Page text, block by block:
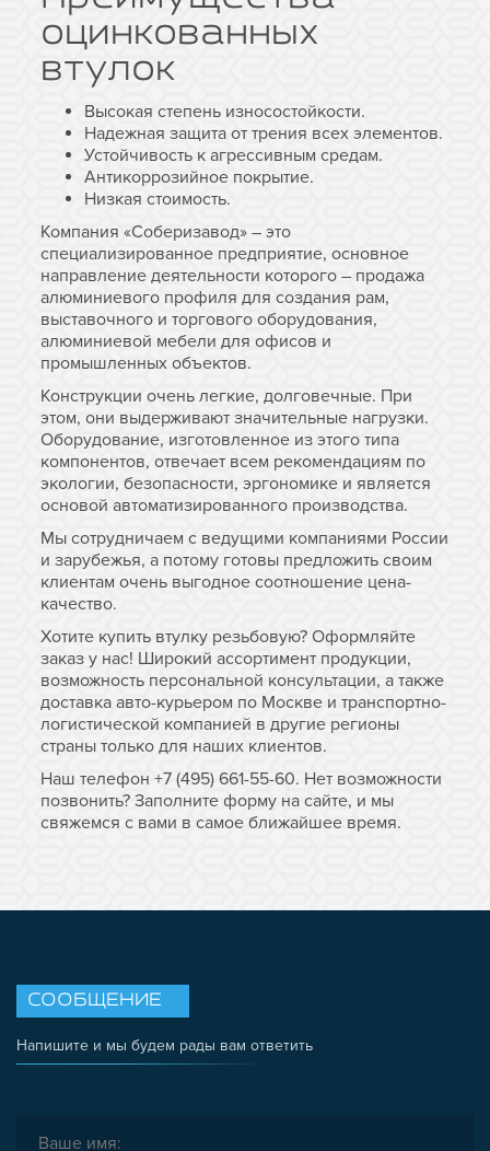
оцинкованных
втулок
Высокая степень износостойкости.
Надежная защита от трения всех элементов.
Устойчивость к агрессивным средам.
Антикоррозийное покрытие.
Низкая стоимость.
Компания «Соберизавод» – это
специализированное предприятие, основное
направление деятельности которого – продажа
алюминиевого профиля для создания рам,
выставочного и торгового оборудования,
алюминиевой мебели для офисов и
промышленных объектов.
Конструкции очень легкие, долговечные. При
этом, они выдерживают значительные нагрузки.
Оборудование, изготовленное из этого типа
компонентов, отвечает всем рекомендациям по
экологии, безопасности, эргономике и является
основой автоматизированного производства.
Мы сотрудничаем с ведущими компаниями России
и зарубежья, а потому готовы предложить своим
клиентам очень выгодное соотношение цена-
качество.
Хотите купить втулку резьбовую? Оформляйте
заказ у нас! Широкий ассортимент продукции,
возможность персональной консультации, а также
доставка авто-курьером по Москве и транспортно-
логистической компанией в другие регионы
страны только для наших клиентов.
Наш телефон +7 (495) 661-55-60. Нет возможности
позвонить? Заполните форму на сайте, и мы
свяжемся с вами в самое ближайшее время.
СООБЩЕНИЕ
Напишите и мы будем рады вам ответить